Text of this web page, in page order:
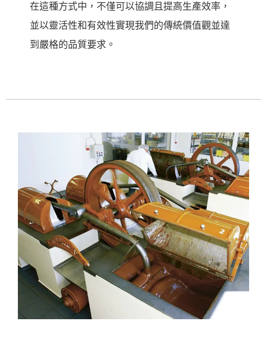
在這種方式中，不僅可以協調且提高生產效率，
並以靈活性和有效性實現我們的傳統價值觀並達
到嚴格的品質要求。